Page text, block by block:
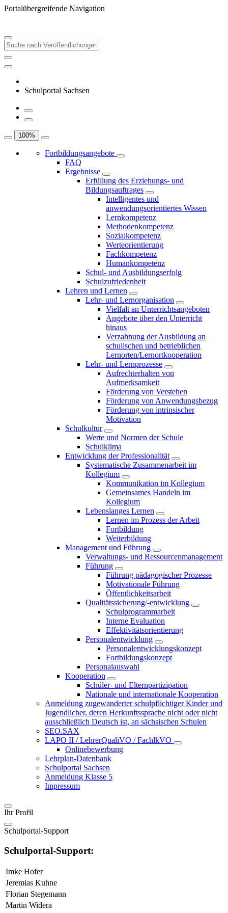
Portalübergreifende Navigation
Schulportal Sachsen
100%
Fortbildungsangebote
FAQ
Ergebnisse
Erfüllung des Erziehungs- und
Bildungsauftrages
Intelligentes und
anwendungsorientiertes Wissen
Lernkompetenz
Methodenkompetenz
Sozialkompetenz
Werteorientierung
Fachkompetenz
Humankompetenz
Schul- und Ausbildungserfolg
Schulzufriedenheit
Lehren und Lernen
Lehr- und Lernorganisation
Vielfalt an Unterrichtsangeboten
Angebote über den Unterricht
hinaus
Verzahnung der Ausbildung an
schulischen und betrieblichen
Lernorten/Lernortkooperation
Lehr- und Lernprozesse
Aufrechterhalten von
Aufmerksamkeit
Förderung von Verstehen
Förderung von Anwendungsbezug
Förderung von intrinsischer
Motivation
Schulkultur
Werte und Normen der Schule
Schulklima
Entwicklung der Professionalität
Systematische Zusammenarbeit im
Kollegium
Kommunikation im Kollegium
Gemeinsames Handeln im
Kollegium
Lebenslanges Lernen
Lernen im Prozess der Arbeit
Fortbildung
Weiterbildung
Management und Führung
Verwaltungs- und Ressourcenmanagement
Führung
Führung pädagogischer Prozesse
Motivationale Führung
Öffentlichkeitsarbeit
Qualitätssicherung/-entwicklung
Schulprogrammarbeit
Interne Evaluation
Effektivitätsorientierung
Personalentwicklung
Personalentwicklungskonzept
Fortbildungskonzept
Personalauswahl
Kooperation
Schüler- und Elternpartizipation
Nationale und internationale Kooperation
Anmeldung zugewanderter schulpflichtiger Kinder und
Jugendlicher, deren Herkunftssprache nicht oder nicht
ausschließlich Deutsch ist, an sächsischen Schulen
SEO.SAX
LAPO II / LehrerQualiVO / FachlkVO
Onlinebewerbung
Lehrplan-Datenbank
Schulportal Sachsen
Anmeldung Klasse 5
Impressum
Ihr Profil
Schulportal-Support
Schulportal-Support:
Imke Hofer
Jeremias Kuhne
Florian Stegemann
Martin Widera